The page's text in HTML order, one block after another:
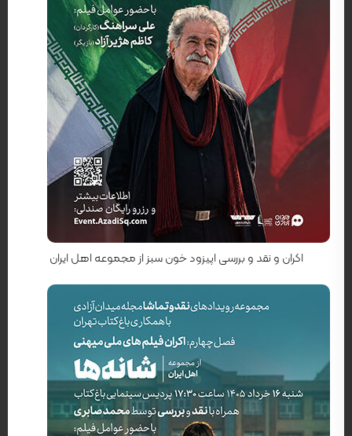
کارگردان: علی سراهنگ
اکران و نقد و بررسی اپیزود خون سبز از مجموعه اهل ایران